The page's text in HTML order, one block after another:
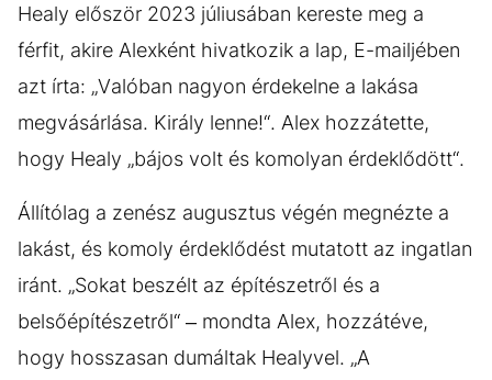
Healy először 2023 júliusában kereste meg a
férfit, akire Alexként hivatkozik a lap, E-mailjében
azt írta: „Valóban nagyon érdekelne a lakása
megvásárlása. Király lenne!“. Alex hozzátette,
hogy Healy „bájos volt és komolyan érdeklődött“.
Állítólag a zenész augusztus végén megnézte a
lakást, és komoly érdeklődést mutatott az ingatlan
iránt. „Sokat beszélt az építészetről és a
belsőépítészetről“ – mondta Alex, hozzátéve,
hogy hosszasan dumáltak Healyvel. „A